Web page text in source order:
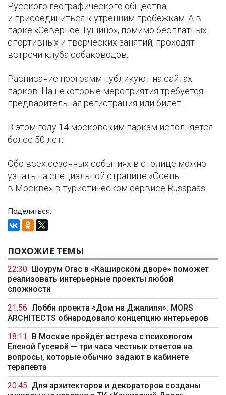
Русского географического общества,
и присоединиться к утренним пробежкам. А в
парке «Северное Тушино», помимо бесплатных
спортивных и творческих занятий, проходят
встречи клуба собаководов.
Расписание программ публикуют на сайтах
парков. На некоторые мероприятия требуется
предварительная регистрация или билет.
В этом году 14 московским паркам исполняется
более 50 лет.
Обо всех сезонных событиях в столице можно
узнать на специальной странице «Осень
в Москве» в туристическом сервисе Russpass.
Поделиться:
ПОХОЖИЕ ТЕМЫ
22:30
Шоурум Orac в «Каширском дворе» поможет
реализовать интерьерные проекты любой
сложности
21:56 Лобби проекта «Дом на Джалиля»: MORS
ARCHITECTS обнародовало концепцию интерьеров
18:11
В Москве пройдёт встреча с психологом
Еленой Гусевой — три часа честных ответов на
вопросы, которые обычно задают в кабинете
терапевта
20:45 Для архитекторов и декораторов созданы